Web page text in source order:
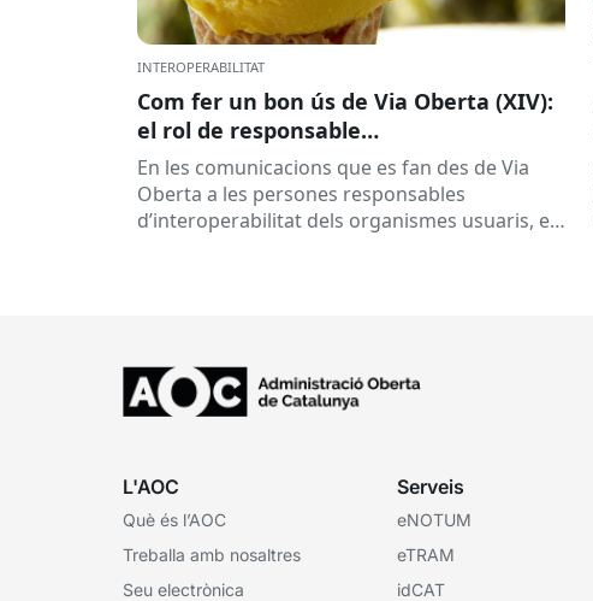
INTEROPERABILITAT
Com fer un bon ús de Via Oberta (XIV):
el rol de responsable
d’interoperabilitat, al dia
En les comunicacions que es fan des de Via
Oberta a les persones responsables
d’interoperabilitat dels organismes usuaris, es
L'AOC
Què és l’AOC
Treballa amb nosaltres
Seu electrònica
Serveis
eNOTUM
eTRAM
idCAT